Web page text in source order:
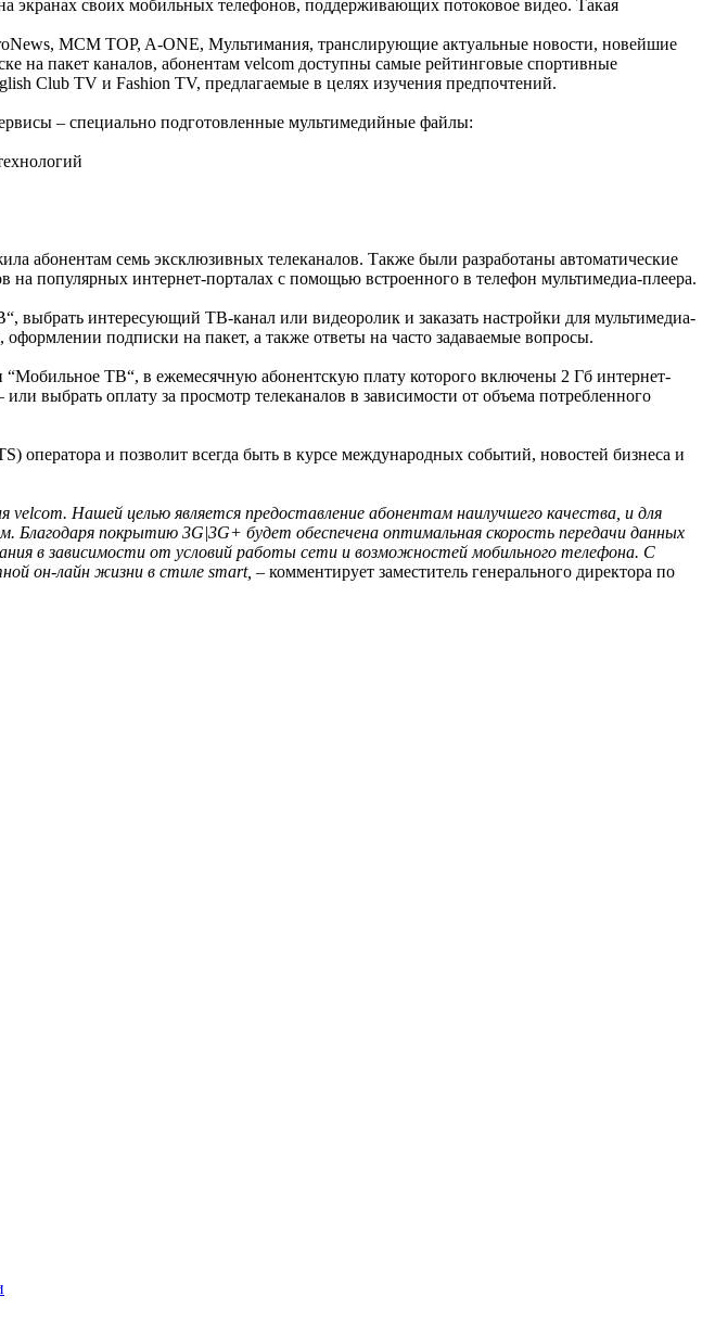
экранах своих мобильных телефонов, поддерживающих потоковое видео. Такая
MCM TOP, A-ONE, Мультимания, транслирующие актуальные новости, новейшие
пакет каналов, абонентам velcom доступны самые рейтинговые спортивные
Club TV и Fashion TV, предлагаемые в целях изучения предпочтений.
– специально подготовленные мультимедийные файлы:
абонентам семь эксклюзивных телеканалов. Также были разработаны автоматические
популярных интернет-порталах с помощью встроенного в телефон мультимедиа-плеера.
выбрать интересующий ТВ-канал или видеоролик и заказать настройки для мультимедиа-
подписки на пакет, а также ответы на часто задаваемые вопросы.
“Мобильное ТВ“, в ежемесячную абонентскую плату которого включены 2 Гб интернет-
выбрать оплату за просмотр телеканалов в зависимости от объема потребленного
оператора и позволит всегда быть в курсе международных событий, новостей бизнеса и
Нашей целью является предоставление абонентам наилучшего качества, и для
покрытию 3G|3G+ будет обеспечена оптимальная скорость передачи данных
в зависимости от условий работы сети и возможностей мобильного телефона. C
он-лайн жизни в стиле smart, – комментирует заместитель генерального директора по